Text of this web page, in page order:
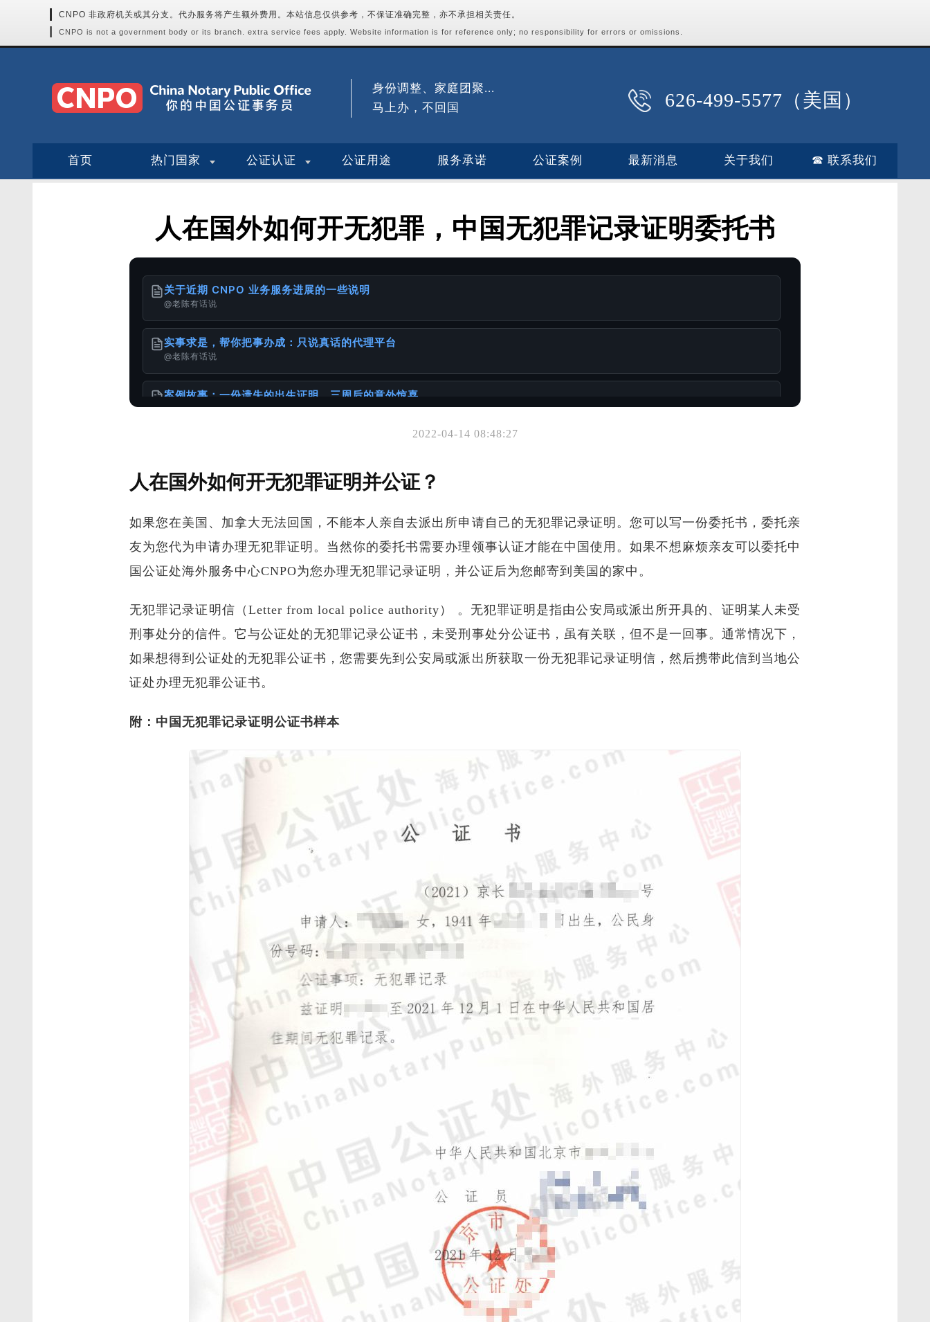
CNPO 非政府机关或其分支。代办服务将产生额外费用。本站信息仅供参考，不保证准确完整，亦不承担相关责任。
CNPO is not a government body or its branch. extra service fees apply. Website information is for reference only; no responsibility for errors or omissions.
626-499-5577（美国）
身份调整、家庭团聚...
马上办，不回国
首页 热门国家 公证认证 公证用途 服务承诺 公证案例 最新消息 关于我们 ☎ 联系我们
人在国外如何开无犯罪，中国无犯罪记录证明委托书
关于近期 CNPO 业务服务进展的一些说明
@老陈有话说
实事求是，帮你把事办成：只说真话的代理平台
@老陈有话说
案例故事：一份遗失的出生证明，三周后的意外惊喜
@老陈有话说
你可能也喜欢
港澳台同胞移民加速包：无犯罪公证办理全流程+真实案例
@老陈有话说
在申请美国移民时，如何正确准备出生公证？
出生证明 ≠ 出生公证书：一本正经聊聊你可能忽略的「出国必备常识」
2022-04-14 08:48:27
人在国外如何开无犯罪证明并公证？
如果您在美国、加拿大无法回国，不能本人亲自去派出所申请自己的无犯罪记录证明。您可以写一份委托书，委托亲
友为您代为申请办理无犯罪证明。当然你的委托书需要办理领事认证才能在中国使用。如果不想麻烦亲友可以委托中
国公证处海外服务中心CNPO为您办理无犯罪记录证明，并公证后为您邮寄到美国的家中。
无犯罪记录证明信（Letter from local police authority） 。无犯罪证明是指由公安局或派出所开具的、证明某人未受
刑事处分的信件。它与公证处的无犯罪记录公证书，未受刑事处分公证书，虽有关联，但不是一回事。通常情况下，
如果想得到公证处的无犯罪公证书，您需要先到公安局或派出所获取一份无犯罪记录证明信，然后携带此信到当地公
证处办理无犯罪公证书。
附：中国无犯罪记录证明公证书样本